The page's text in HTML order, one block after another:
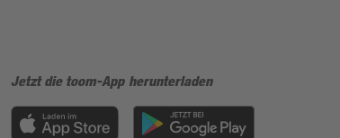
Jetzt die toom-App herunterladen